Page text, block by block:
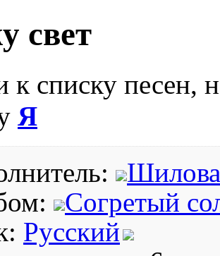
свет
к списку песен,
Я
Согретый
Русский